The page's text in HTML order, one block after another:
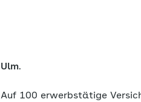
Ulm.
Auf 100 erwerbstätige